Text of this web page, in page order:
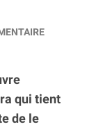
qui tient
de le